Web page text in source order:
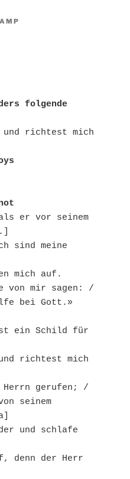
folgende
und richtest mich
er vor seinem
sind meine
mich auf.
von mir sagen: /
bei Gott.»
ein Schild für
richtest mich
Herrn gerufen; /
seinem
und schlafe
denn der Herr